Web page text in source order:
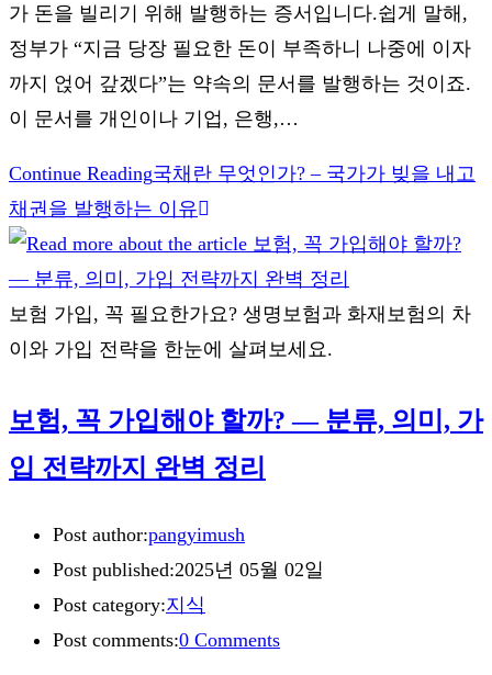
가 돈을 빌리기 위해 발행하는 증서입니다.쉽게 말해,
정부가 “지금 당장 필요한 돈이 부족하니 나중에 이자
까지 얹어 갚겠다”는 약속의 문서를 발행하는 것이죠.
이 문서를 개인이나 기업, 은행,…
Continue Reading국채란 무엇인가? – 국가가 빚을 내고
채권을 발행하는 이유
보험 가입, 꼭 필요한가요? 생명보험과 화재보험의 차
이와 가입 전략을 한눈에 살펴보세요.
보험, 꼭 가입해야 할까? — 분류, 의미, 가
입 전략까지 완벽 정리
Post author:pangyimush
Post published:2025년 05월 02일
Post category:지식
Post comments:0 Comments